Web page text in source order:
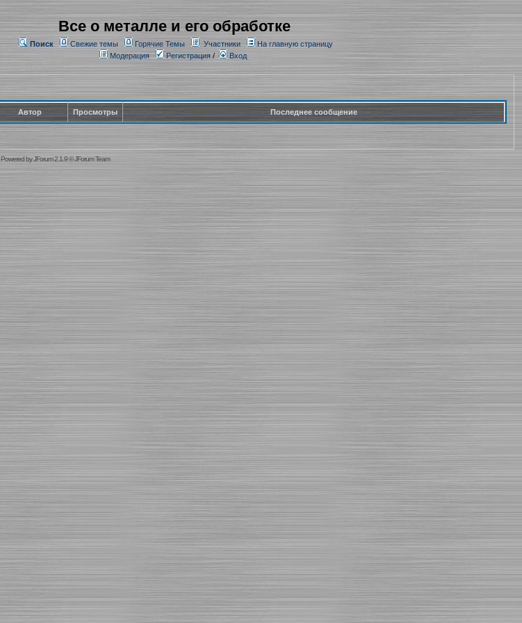
Все о металле и его обработке
Поиск Свежие темы Горячие Темы Участники
На главную страницу
Модерация
Регистрация/ Вход
Автор Просмотры Последнее сообщение
Powered byJForum 2.1.9©JForum Team